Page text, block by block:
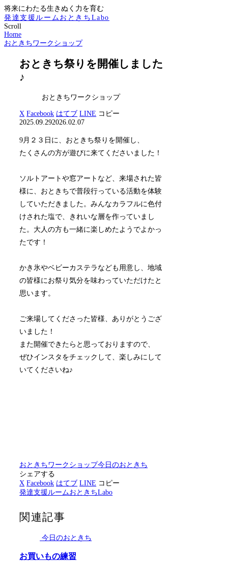
将来にわたる生きぬく力を育む
発達支援ルームおときちLabo
Scroll
Home
おときちワークショップ
おときち祭りを開催しました
♪
おときちワークショップ
X Facebook はてブ LINE コピー
2025.09.292026.02.07
9月２３日に、おときち祭りを開催し、
たくさんの方が遊びに来てくださいました！
ソルトアートや窓アートなど、来場された皆
様に、おときちで普段行っている活動を体験
していただきました。みんなカラフルに色付
けされた塩で、きれいな層を作っていまし
た。大人の方も一緒に楽しめたようでよかっ
たです！
かき氷やベビーカステラなども用意し、地域
の皆様にお祭り気分を味わっていただけたと
思います。
ご来場してくださった皆様、ありがとうござ
いました！
また開催できたらと思っておりますので、
ぜひインスタをチェックして、楽しみにして
いてくださいね♪
おときちワークショップ今日のおときち
シェアする
X Facebook はてブ LINE コピー
発達支援ルームおときちLabo
関連記事
今日のおときち
お買いもの練習